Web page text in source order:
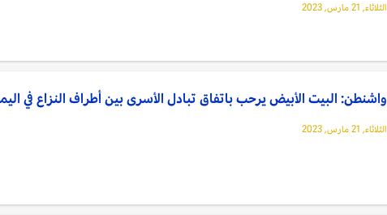
الثلاثاء, 21 مارس, 2023
واشنطن: البيت الأبيض يرحب باتفاق تبادل الأسرى بين أطراف النزاع في
الثلاثاء, 21 مارس, 2023